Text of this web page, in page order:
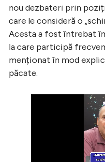
nou dezbateri prin
care le consideră o
Acesta a fost întrebat
la care participă
menționat în mod
păcate.